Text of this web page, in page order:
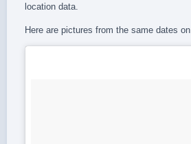
location data.
Here are pictures from the same dates on